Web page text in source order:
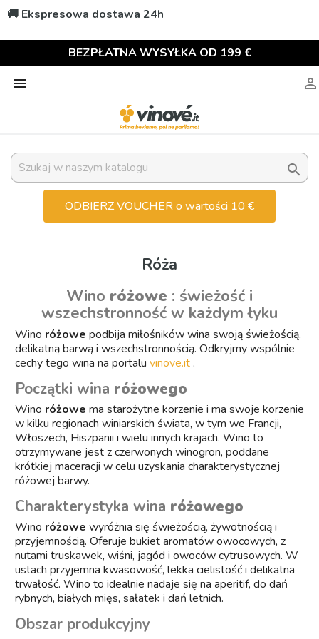
🚚 Ekspresowa dostawa 24h
BEZPŁATNA WYSYŁKA OD 199 €
 

ODBIERZ VOUCHER o wartości 10 €
Róża
Wino różowe : świeżość i
wszechstronność w każdym łyku
Wino różowe podbija miłośników wina swoją świeżością,
delikatną barwą i wszechstronnością. Odkryjmy wspólnie
cechy tego wina na portalu vinove.it.
Początki wina różowego
Wino różowe ma starożytne korzenie i ma swoje korzenie
w kilku regionach winiarskich świata, w tym we Francji,
Włoszech, Hiszpanii i wielu innych krajach. Wino to
otrzymywane jest z czerwonych winogron, poddane
krótkiej maceracji w celu uzyskania charakterystycznej
różowej barwy.
Charakterystyka wina różowego
Wino różowe wyróżnia się świeżością, żywotnością i
przyjemnością. Oferuje bukiet aromatów owocowych, z
nutami truskawek, wiśni, jagód i owoców cytrusowych. W
ustach przyjemna kwasowość, lekka cielistość i delikatna
trwałość. Wino to idealnie nadaje się na aperitif, do dań
rybnych, białych mięs, sałatek i dań letnich.
Obszar produkcyjny